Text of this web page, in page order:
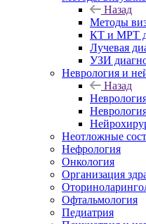
Назад
Методы
КТ и МРТ
Лучевая
УЗИ
Неврология и
Назад
Неотложные
Нефрология
Онкология
Организация
Офтальмология
Педиатрия